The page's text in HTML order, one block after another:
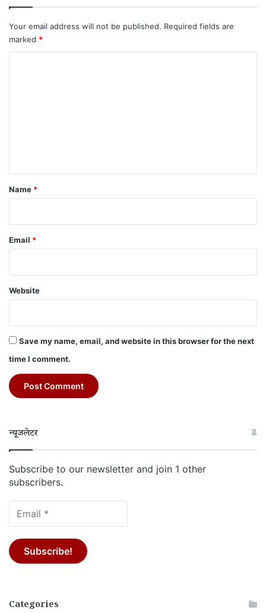
Your email address will not be published. Required fields are
marked *
*
Name *
Email *
Website
Save my name, email, and website in this browser for the next
time I comment.
न्यूजलेटर
Subscribe to our newsletter and join 1 other
subscribers.
Categories